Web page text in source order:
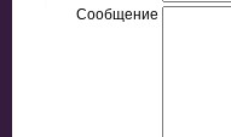
Сообщение